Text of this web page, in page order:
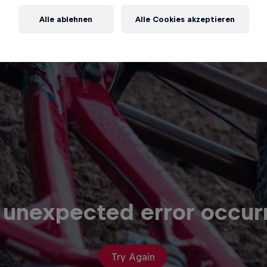
error
Try Again
Alle ablehnen Alle Cookies akzeptieren